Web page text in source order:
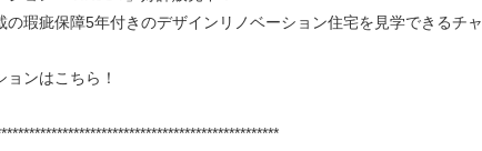
瑕疵保障5年付きのデザインリノベーション住宅を見学できるチャ
ンはこちら！